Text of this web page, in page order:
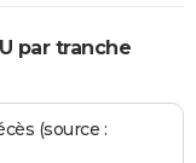
par tranche
(source :